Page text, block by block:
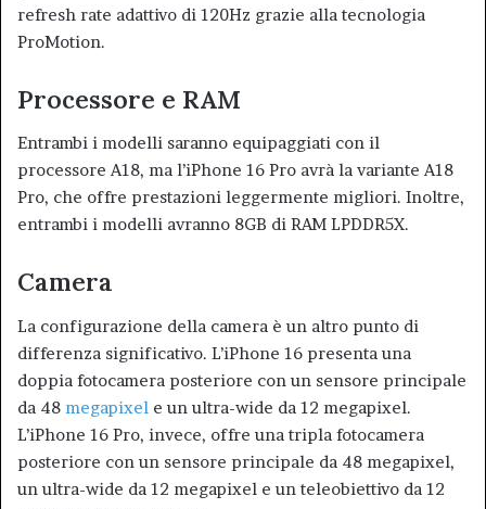
refresh rate adattivo di 120Hz grazie alla tecnologia
ProMotion.
Processore e RAM
Entrambi i modelli saranno equipaggiati con il
processore A18, ma l’iPhone 16 Pro avrà la variante A18
Pro, che offre prestazioni leggermente migliori. Inoltre,
entrambi i modelli avranno 8GB di RAM LPDDR5X.
Camera
La configurazione della camera è un altro punto di
differenza significativo. L’iPhone 16 presenta una
doppia fotocamera posteriore con un sensore principale
da 48 megapixel e un ultra-wide da 12 megapixel.
L’iPhone 16 Pro, invece, offre una tripla fotocamera
posteriore con un sensore principale da 48 megapixel,
un ultra-wide da 12 megapixel e un teleobiettivo da 12